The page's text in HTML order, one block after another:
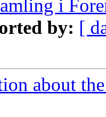
i
by: [
about